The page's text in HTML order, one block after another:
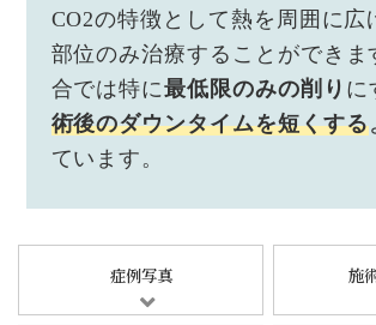
CO2の特徴として熱を周囲に広
部位のみ治療することができま
合では特に最低限のみの削り に
術後のダウンタイムを短くする
ています。
症例写真 施